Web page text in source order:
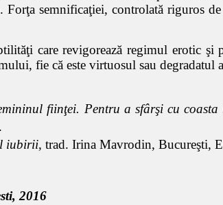
semnificaţiei, controlată riguros
care revigorează regimul erotic
fie că este virtuosul sau degradatul
fiinţei. Pentru a sfârşi cu coasta
iubirii, trad. Irina Mavrodin, Bucureşti,
2016